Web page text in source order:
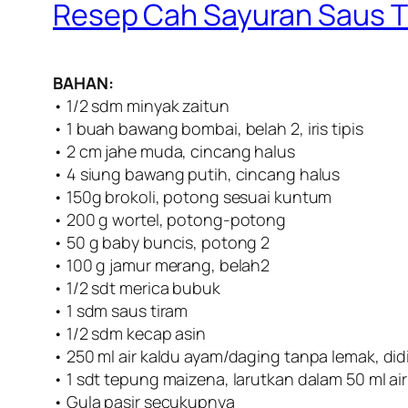
Resep Cah Sayuran Saus
BAHAN:
• 1/2 sdm minyak zaitun
• 1 buah bawang bombai, belah 2, iris tipis
• 2 cm jahe muda, cincang halus
• 4 siung bawang putih, cincang halus
• 150g brokoli, potong sesuai kuntum
• 200 g wortel, potong-potong
• 50 g baby buncis, potong 2
• 100 g jamur merang, belah2
• 1/2 sdt merica bubuk
• 1 sdm saus tiram
• 1/2 sdm kecap asin
• 250 ml air kaldu ayam/daging tanpa lemak,
• 1 sdt tepung maizena, larutkan dalam 50 ml air
• Gula pasir secukupnya